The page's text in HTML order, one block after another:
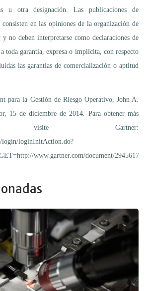
u otra designación. Las publicaciones de
en las opiniones de la organización de
no deben interpretarse como declaraciones de
toda garantía, expresa o implícita, con respecto
las garantías de comercialización o aptitud
para la Gestión de Riesgo Operativo, John A.
15 de diciembre de 2014. Para obtener más
visite Gartner:
login/loginInitAction.do?
www.gartner.com/document/2945617